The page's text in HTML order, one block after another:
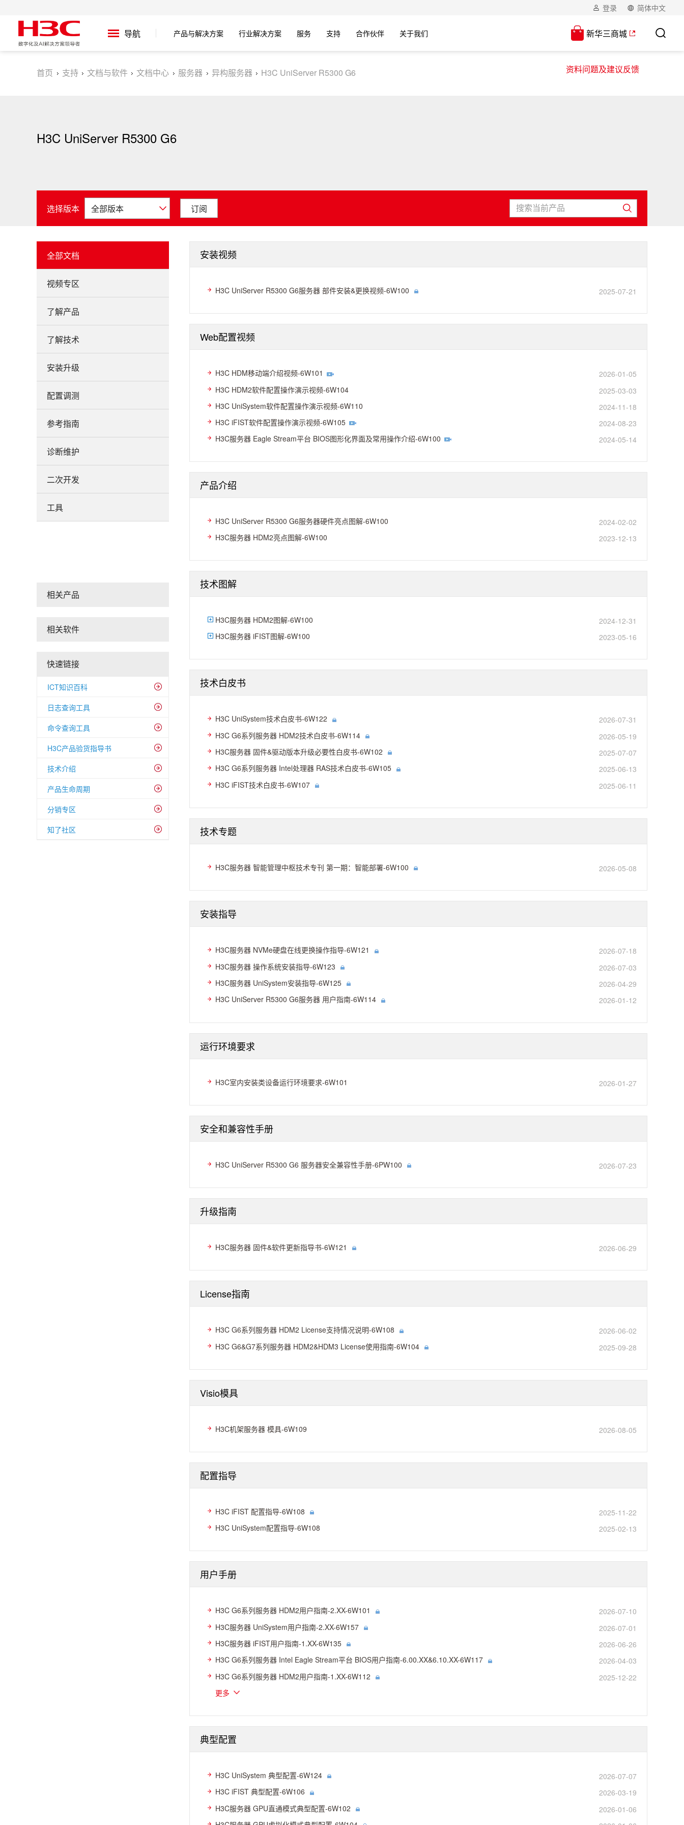
登录 简体中文
导航 产品与解决方案 行业解决方案 服务 支持 合作伙伴 关于我们 新华三商城
资料问题及建议反馈
首页 支持 文档与软件 文档中心 服务器 异构服务器 H3C UniServer R5300 G6
H3C UniServer R5300 G6
选择版本 订阅
全部文档
视频专区
了解产品
了解技术
安装升级
配置调测
参考指南
诊断维护
二次开发
工具
相关产品
相关软件
快速链接
ICT知识百科
日志查询工具
命令查询工具
H3C产品验货指导书
技术介绍
产品生命周期
分销专区
知了社区
安装视频
H3C UniServer R5300 G6服务器 部件安装&更换视频-6W100 2025-07-21
Web配置视频
H3C HDM移动端介绍视频-6W101
2026-01-05
H3C HDM2软件配置操作演示视频-6W104
2025-03-03
H3C UniSystem软件配置操作演示视频-6W110
2024-11-18
H3C iFIST软件配置操作演示视频-6W105
2024-08-23
H3C服务器 Eagle Stream平台 BIOS图形化界面及常用操作介绍-6W100
2024-05-14
产品介绍
H3C UniServer R5300 G6服务器硬件亮点图解-6W100
2024-02-02
H3C服务器 HDM2亮点图解-6W100
2023-12-13
技术图解
H3C服务器 HDM2图解-6W100
2024-12-31
H3C服务器 iFIST图解-6W100
2023-05-16
技术白皮书
H3C UniSystem技术白皮书-6W122
2026-07-31
H3C G6系列服务器 HDM2技术白皮书-6W114
2026-05-19
H3C服务器 固件&驱动版本升级必要性白皮书-6W102
2025-07-07
H3C G6系列服务器 Intel处理器 RAS技术白皮书-6W105
2025-06-13
H3C iFIST技术白皮书-6W107
2025-06-11
技术专题
H3C服务器 智能管理中枢技术专刊 第一期：智能部署-6W100 2026-05-08
安装指导
H3C服务器 NVMe硬盘在线更换操作指导-6W121
2026-07-18
H3C服务器 操作系统安装指导-6W123
2026-07-03
H3C服务器 UniSystem安装指导-6W125
2026-04-29
H3C UniServer R5300 G6服务器 用户指南-6W114
2026-01-12
运行环境要求
H3C室内安装类设备运行环境要求-6W101 2026-01-27
安全和兼容性手册
H3C UniServer R5300 G6 服务器安全兼容性手册-6PW100 2026-07-23
升级指南
H3C服务器 固件&软件更新指导书-6W121 2026-06-29
License指南
H3C G6系列服务器 HDM2 License支持情况说明-6W108
2026-06-02
H3C G6&G7系列服务器 HDM2&HDM3 License使用指南-6W104
2025-09-28
Visio模具
H3C机架服务器 模具-6W109 2026-08-05
配置指导
H3C iFIST 配置指导-6W108
2025-11-22
H3C UniSystem配置指导-6W108
2025-02-13
用户手册
H3C G6系列服务器 HDM2用户指南-2.XX-6W101
2026-07-10
H3C服务器 UniSystem用户指南-2.XX-6W157
2026-07-01
H3C服务器 iFIST用户指南-1.XX-6W135
2026-06-26
H3C G6系列服务器 Intel Eagle Stream平台 BIOS用户指南-6.00.XX&6.10.XX-6W117
2026-04-03
H3C G6系列服务器 HDM2用户指南-1.XX-6W112
2025-12-22
更多
典型配置
H3C UniSystem 典型配置-6W124
2026-07-07
H3C iFIST 典型配置-6W106
2026-03-19
H3C服务器 GPU直通模式典型配置-6W102
2026-01-06